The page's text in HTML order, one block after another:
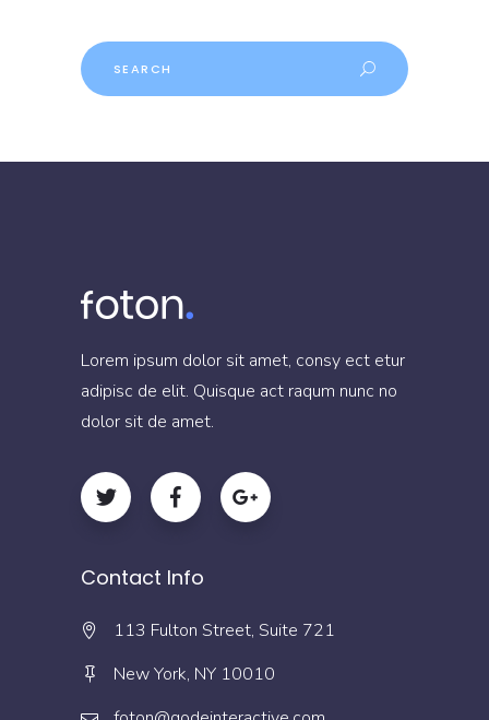
Lorem ipsum dolor sit amet, consy ect etur
adipisc de elit. Quisque act raqum nunc no
dolor sit de amet.
Contact Info
113 Fulton Street, Suite 721
New York, NY 10010